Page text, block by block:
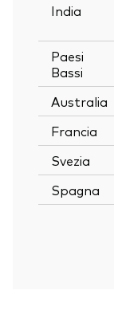
India
Paesi
Bassi
Australia
Francia
Svezia
Spagna